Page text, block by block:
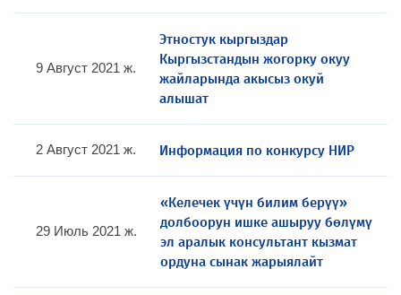
9 Август 2021 ж.
Этностук кыргыздар
Кыргызстандын жогорку окуу
жайларында акысыз окуй
алышат
2 Август 2021 ж. Информация по конкурсу НИР
29 Июль 2021 ж.
«Келечек үчүн билим берүү»
долбоорун ишке ашыруу бөлүмү
эл аралык консультант кызмат
ордуна сынак жарыялайт